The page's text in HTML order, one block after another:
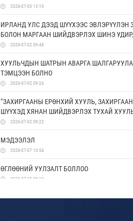
ДЭМЖИХ ХОРООНЫ УДИРДАХ ЗӨВЛӨЛИЙН
ЯПОН УЛСАД АЛБАН АЙЛЧЛАЛ ХИЙЛЭЭ
2026-07-03 13:10
ИРЛАНД УЛС ДЭЭД ШҮҮХЭЭС ЭВЛЭРҮҮЛЭН
БОЛОН МАРГААН ШИЙДВЭРЛЭХ ШИНЭ
ХЭРЭГЖҮҮЛЖ ЭХЭЛЛЭЭ
2026-07-02 09:48
ХУУЛЬЧДЫН ШАТРЫН АВАРГА
ТЭМЦЭЭН БОЛНО
2026-07-02 09:24
“ЗАХИРГААНЫ ЕРӨНХИЙ ХУУЛЬ,
ШҮҮХЭД ХЯНАН ШИЙДВЭРЛЭХ ТУХАЙ
ҮР ДҮН, ХЭТИЙН ЧИГ ХАНДЛАГА”
ГАРГАСАН ЗӨВЛӨМЖ
2026-07-02 09:22
МЭДЭЭЛЭЛ
2026-07-07 10:54
ӨГЛӨӨНИЙ УУЛЗАЛТ БОЛЛОО
2026-07-02 09:18
СУРГАГЧ БАГШИЙН СУРГАЛТ ЗОХИОН